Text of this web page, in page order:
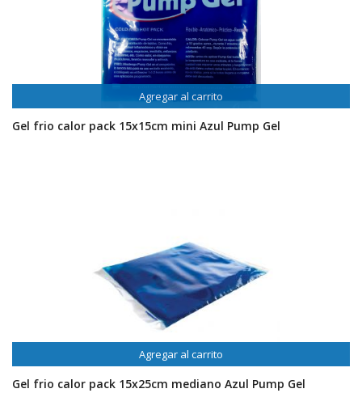
Agregar al carrito
Gel frio calor pack 15x15cm mini Azul Pump Gel
Agregar al carrito
Gel frio calor pack 15x25cm mediano Azul Pump Gel